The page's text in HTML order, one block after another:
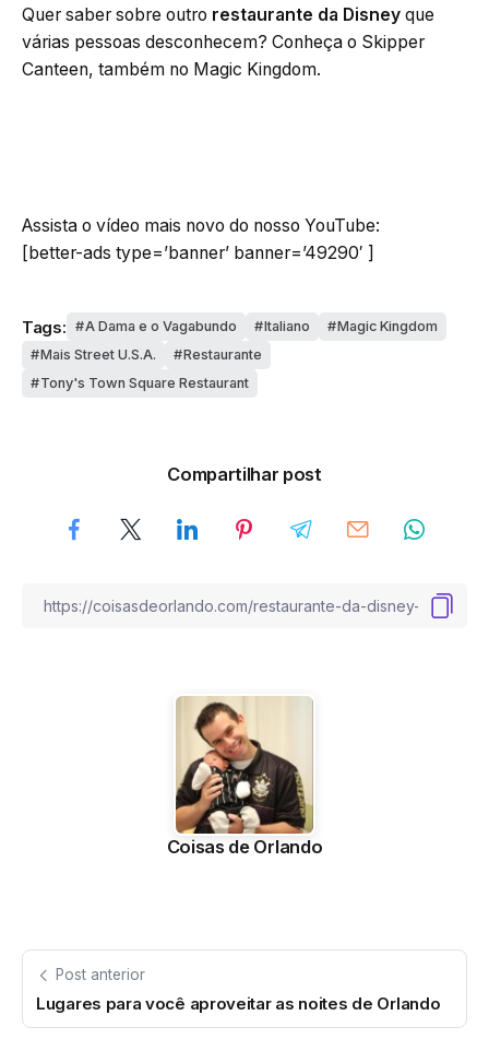
Quer saber sobre outro restaurante da Disney que
várias pessoas desconhecem? Conheça o Skipper
Canteen, também no Magic Kingdom.
Assista o vídeo mais novo do nosso YouTube:
[better-ads type=’banner’ banner=’49290′ ]
Tags: A Dama e o Vagabundo Italiano
Magic Kingdom
Mais Street U.S.A.
Restaurante
Tony's Town Square Restaurant
Compartilhar post
Coisas de Orlando
Post anterior
Lugares para você aproveitar as noites de Orlando